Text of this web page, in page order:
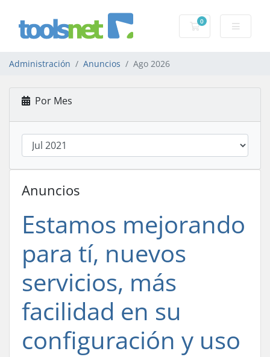
0
Carro de Pedidos
Administración Anuncios Ago 2026
Por Mes
Anuncios
Estamos mejorando
para tí, nuevos
servicios, más
facilidad en su
configuración y uso